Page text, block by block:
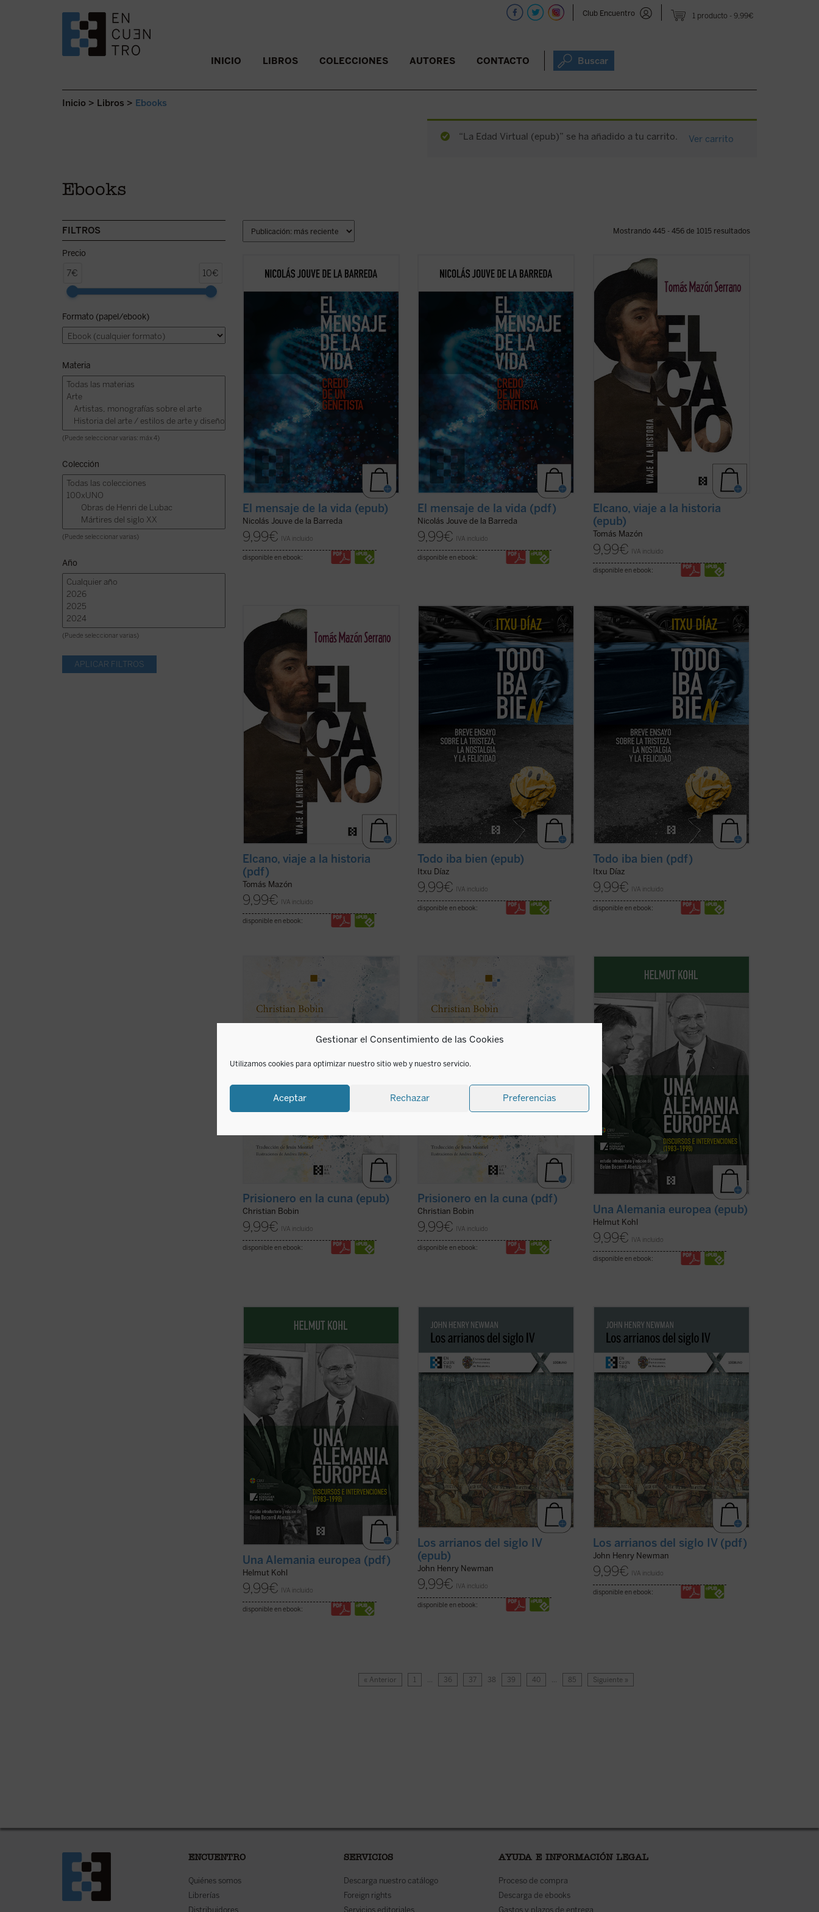
Gestionar el Consentimiento de las Cookies
Utilizamos cookies para optimizar nuestro sitio web y nuestro servicio.
Aceptar Rechazar Preferencias
1 producto 9,99€
Club Encuentro
SALTAR AL CONTENIDO. INICIO LIBROS COLECCIONES AUTORES CONTACTO Buscar
Inicio > Libros > Ebooks
“La Edad Virtual (epub)” se ha añadido a tu carrito. Ver carrito
Ebooks
FILTROS
Precio
7€ 10€
Formato (papel/ebook)
Materia
(Puede seleccionar varias: máx 4)
Colección
(Puede seleccionar varias)
Año
(Puede seleccionar varias)
Mostrando 445 - 456 de 1015 resultados
Nicolás Jouve describe los últimos
relación al inicio y el desarrollo de la vida
humana y analiza, desde la perspectiva
de una bioética personalista, las
acciones que se han desarrollado en los
campos de ... (ver ficha)
El mensaje de la vida (epub)
Nicolás Jouve de la Barreda
9,99€ IVA incluido
disponible en ebook:
Nicolás Jouve describe los últimos
relación al inicio y el desarrollo de la vida
humana y analiza, desde la perspectiva
de una bioética personalista, las
acciones que se han desarrollado en los
campos de ... (ver ficha)
El mensaje de la vida (pdf)
Nicolás Jouve de la Barreda
9,99€ IVA incluido
disponible en ebook:
16 PÁGINAS CON MAPAS A COLOR + 1
DESPLEGABLE
Nadie les había pedido que dieran la
vuelta al mundo.
Elcano, viaje a la historia
Mazón acerca al lector, profano o
experto, las voces de Elcano y los suyos,
que nos ... (ver ficha)
Elcano, viaje a la historia
(epub)
Tomás Mazón
9,99€ IVA incluido
disponible en ebook:
16 PÁGINAS CON MAPAS A COLOR + 1
DESPLEGABLE
Nadie les había pedido que dieran la
vuelta al mundo.
Elcano, viaje a la historia
Mazón acerca al lector, profano o
experto, las voces de Elcano y los suyos,
que nos ... (ver ficha)
Elcano, viaje a la historia
(pdf)
Tomás Mazón
9,99€ IVA incluido
disponible en ebook:
En este ensayo de «anti-autoayuda», el
periodista y humorista Itxu Díaz
sentencia sin ambages que no tenemos
ni la obligación ni el derecho a ser felices,
«ni siquiera los que somos del Real
Madrid». A su vez, nos incita a
(ver ficha)
Todo iba bien (epub)
Itxu Díaz
9,99€ IVA incluido
disponible en ebook:
En este ensayo de «anti-autoayuda», el
periodista y humorista Itxu Díaz
sentencia sin ambages que no tenemos
ni la obligación ni el derecho a ser felices,
«ni siquiera los que somos del Real
Madrid». A su vez, nos incita a
(ver ficha)
Todo iba bien (pdf)
Itxu Díaz
9,99€ IVA incluido
disponible en ebook:
En esta obra íntima y bellamente
ilustrada, Christian Bobin evoca su
infancia transcurrida en Le Creusot, en la
Borgoña francesa, ciudad de la que
nunca se ha ido. La delicadeza, sabiduría
acostumbra el autor ...(ver ficha)
Prisionero en la cuna (epub)
Christian Bobin
9,99€ IVA incluido
disponible en ebook:
En esta obra íntima y bellamente
ilustrada, Christian Bobin evoca su
infancia transcurrida en Le Creusot, en la
Borgoña francesa, ciudad de la que
nunca se ha ido. La delicadeza, sabiduría
acostumbra el autor ...(ver ficha)
Prisionero en la cuna (pdf)
Christian Bobin
9,99€ IVA incluido
disponible en ebook:
Este libro recoge algunas de las
vida política de Helmut Kohl, llamado el
«Canciller de la Unidad», como el debate
sobre la instalación de misiles
norteamericanos en suelo alemán, sus
palabras tras ...
(ver ficha)
Una Alemania europea (epub)
Helmut Kohl
9,99€ IVA incluido
disponible en ebook:
Este libro recoge algunas de las
vida política de Helmut Kohl, llamado el
«Canciller de la Unidad», como el debate
sobre la instalación de misiles
norteamericanos en suelo alemán, sus
palabras tras ...
(ver ficha)
Una Alemania europea (pdf)
Helmut Kohl
9,99€ IVA incluido
disponible en ebook:
EnLos arrianos del siglo IV
aborda la génesis, el desarrollo y
consecuencias de la herejía arriana, la
primera gran crisis de la Iglesia después
de la época de las persecuciones.
Aunque la obra se sitúa casi al inicio de la
(ver ficha)
Los arrianos del siglo IV
(epub)
John Henry Newman
9,99€ IVA incluido
disponible en ebook:
EnLos arrianos del siglo IV
aborda la génesis, el desarrollo y
consecuencias de la herejía arriana, la
primera gran crisis de la Iglesia después
de la época de las persecuciones.
Aunque la obra se sitúa casi al inicio de la
(ver ficha)
Los arrianos del siglo IV (pdf)
John Henry Newman
9,99€ IVA incluido
disponible en ebook:
« Anterior 1 … 36 37 38 39 40 … 85 Siguiente »
ENCUENTRO
Quiénes somos
Librerías
Distribuidores
SERVICIOS
Descarga nuestro catálogo
Foreign rights
Servicios editoriales
AYUDA E INFORMACIÓN LEGAL
Proceso de compra
Descarga de ebooks
Gastos y plazos de entrega